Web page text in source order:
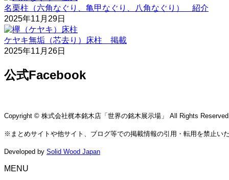
名栗柱（六角なぐり、亀甲なぐり、八角なぐり） 紹介
2025年11月29日
ケヤキ無垢（芯去り）床柱 掲載
2025年11月26日
公式Facebook
Copyright © 株式会社梶本銘木店「世界の銘木展示場」 All Rights Reserved.
※まとめサイトや他サイト、ブログ等での掲載情報の引用・転用を禁止いた
Developed by Solid Wood Japan
MENU